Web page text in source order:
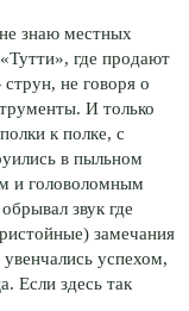
знаю местных
где продают
не говоря о
И только
к полке, с
в пыльном
и головоломным
звук где
замечания
успехом,
Если здесь так